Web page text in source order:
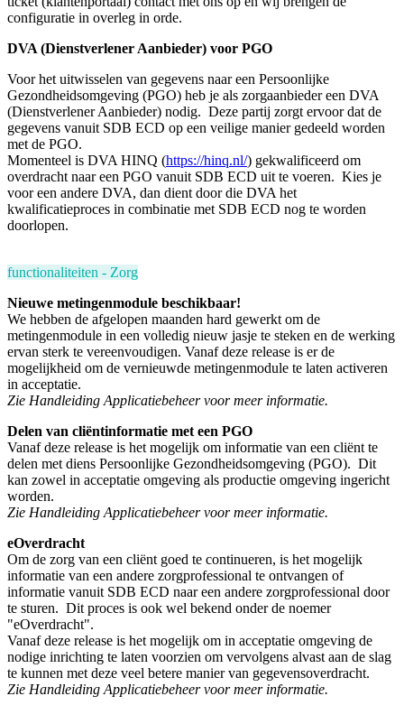
configuratie in overleg in orde.
DVA (Dienstverlener Aanbieder) voor PGO
Voor het uitwisselen van gegevens naar een Persoonlijke
Gezondheidsomgeving (PGO) heb je als zorgaanbieder een DVA
(Dienstverlener Aanbieder) nodig. Deze partij zorgt ervoor dat de
gegevens vanuit SDB ECD op een veilige manier gedeeld worden
met de PGO.
Momenteel is DVA HINQ (https://hinq.nl/) gekwalificeerd om
overdracht naar een PGO vanuit SDB ECD uit te voeren. Kies je
voor een andere DVA, dan dient door die DVA het
kwalificatieproces in combinatie met SDB ECD nog te worden
doorlopen.
functionaliteiten - Zorg
Nieuwe metingenmodule beschikbaar!
We hebben de afgelopen maanden hard gewerkt om de
metingenmodule in een volledig nieuw jasje te steken en de werking
ervan sterk te vereenvoudigen. Vanaf deze release is er de
mogelijkheid om de vernieuwde metingenmodule te laten activeren
in acceptatie.
Zie Handleiding Applicatiebeheer voor meer informatie.
Delen van cliëntinformatie met een PGO
Vanaf deze release is het mogelijk om informatie van een cliënt te
delen met diens Persoonlijke Gezondheidsomgeving (PGO). Dit
kan zowel in acceptatie omgeving als productie omgeving ingericht
worden.
Zie Handleiding Applicatiebeheer voor meer informatie.
eOverdracht
Om de zorg van een cliënt goed te continueren, is het mogelijk
informatie van een andere zorgprofessional te ontvangen of
informatie vanuit SDB ECD naar een andere zorgprofessional door
te sturen. Dit proces is ook wel bekend onder de noemer
"eOverdracht".
Vanaf deze release is het mogelijk om in acceptatie omgeving de
nodige inrichting te laten voorzien om vervolgens alvast aan de slag
te kunnen met deze veel betere manier van gegevensoverdracht.
Zie Handleiding Applicatiebeheer voor meer informatie.